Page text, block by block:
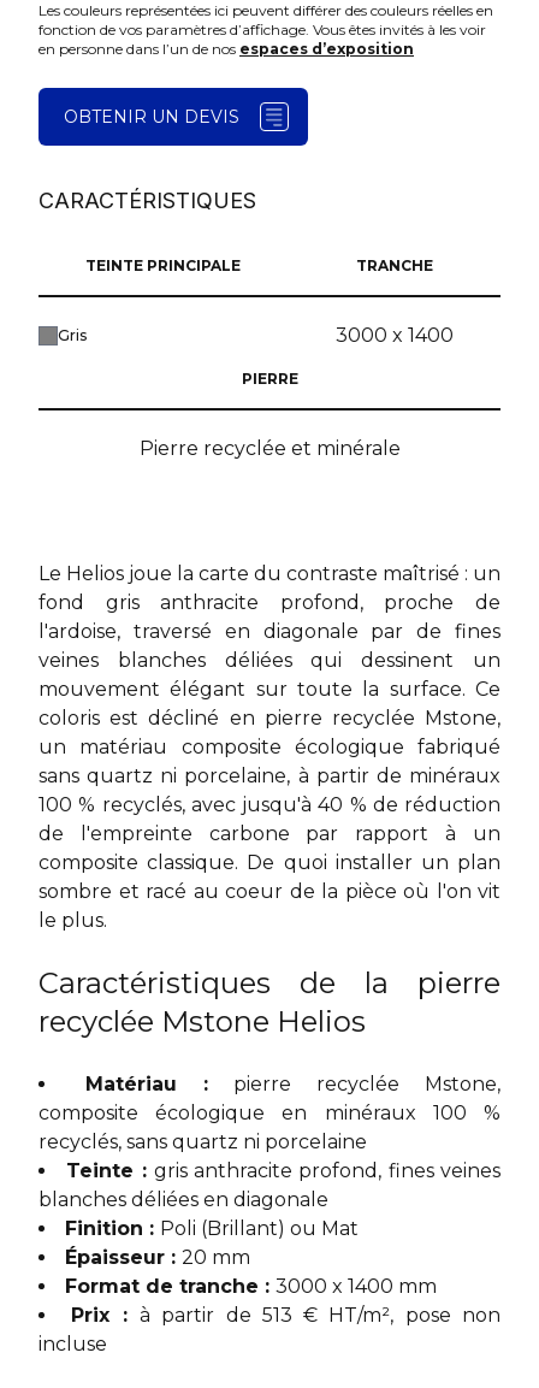
Les couleurs représentées ici peuvent différer des couleurs réelles en
fonction de vos paramètres d’affichage. Vous êtes invités à les voir
en personne dans l’un de nos espaces d’exposition
OBTENIR UN DEVIS
CARACTÉRISTIQUES
TEINTE PRINCIPALE
Gris
TRANCHE
3000 x 1400
PIERRE
Pierre recyclée et minérale
Le Helios joue la carte du contraste maîtrisé : un
fond gris anthracite profond, proche de
l'ardoise, traversé en diagonale par de fines
veines blanches déliées qui dessinent un
mouvement élégant sur toute la surface. Ce
coloris est décliné en pierre recyclée Mstone,
un matériau composite écologique fabriqué
sans quartz ni porcelaine, à partir de minéraux
100 % recyclés, avec jusqu'à 40 % de réduction
de l'empreinte carbone par rapport à un
composite classique. De quoi installer un plan
sombre et racé au coeur de la pièce où l'on vit
le plus.
Caractéristiques de la pierre
recyclée Mstone Helios
Matériau : pierre recyclée Mstone,
composite écologique en minéraux 100 %
recyclés, sans quartz ni porcelaine
Teinte : gris anthracite profond, fines veines
blanches déliées en diagonale
Finition : Poli (Brillant) ou Mat
Épaisseur : 20 mm
Format de tranche : 3000 x 1400 mm
Prix : à partir de 513 € HT/m², pose non
incluse